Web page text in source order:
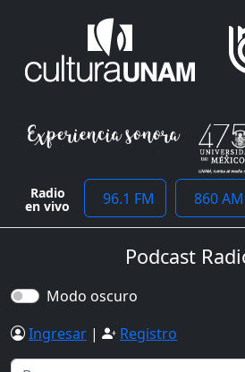
Radio
en vivo 96.1 FM 860 AM
Podcast
Modo oscuro
Ingresar | Registro